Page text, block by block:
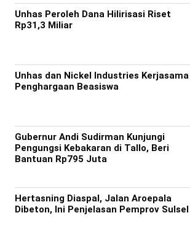
Unhas Peroleh Dana Hilirisasi Riset
Rp31,3 Miliar
Unhas dan Nickel Industries Kerjasama
Penghargaan Beasiswa
Gubernur Andi Sudirman Kunjungi
Pengungsi Kebakaran di Tallo, Beri
Bantuan Rp795 Juta
Hertasning Diaspal, Jalan Aroepala
Dibeton, Ini Penjelasan Pemprov Sulsel